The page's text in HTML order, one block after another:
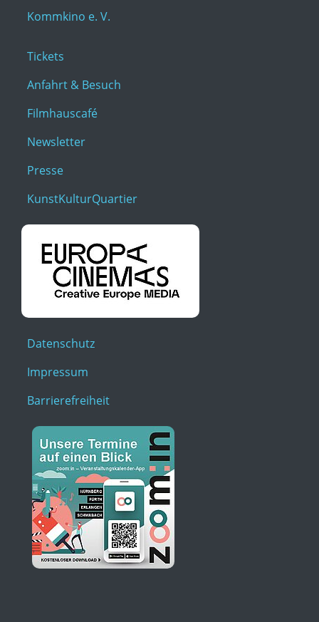
Kommkino e. V.
Tickets
Anfahrt & Besuch
Filmhauscafé
Newsletter
Presse
KunstKulturQuartier
Datenschutz
Impressum
Barrierefreiheit